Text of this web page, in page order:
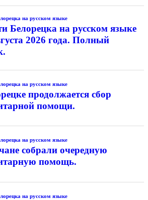
на русском языке
Белорецка на русском языке
2026 года. Полный
на русском языке
продолжается сбор
помощи.
на русском языке
собрали очередную
помощь.
на русском языке